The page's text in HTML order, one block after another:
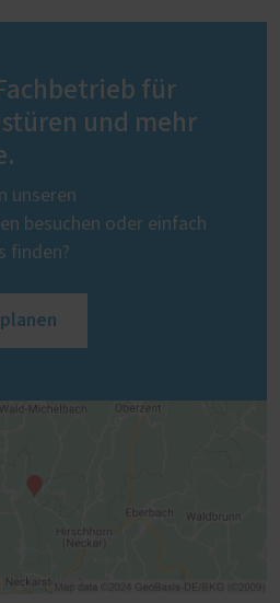
für
und mehr
unseren
besuchen oder einfach
finden?